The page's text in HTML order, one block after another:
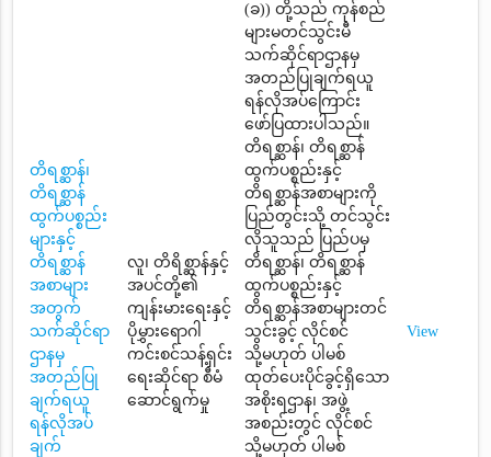
တိရစ္ဆာန်၊
တိရစ္ဆာန်
ထွက်ပစ္စည်း
များနှင့်
တိရစ္ဆာန်
အစာများ
အတွက်
သက်ဆိုင်ရာ
ဌာနမှ
အတည်ပြု
ချက်ရယူ
ရန်လိုအပ်
ချက်
လူ၊ တိရိစ္ဆာန်နှင့်
အပင်တို့၏
ကျန်းမားရေးနှင့်
ပိုမွှားရောဂါ
ကင်းစင်သန့်ရှင်း
ရေးဆိုင်ရာ စီမံ
ဆောင်ရွက်မှု
(ခ)) တို့သည် ကုန်စည်
များမတင်သွင်းမီ
သက်ဆိုင်ရာဌာနမှ
အတည်ပြုချက်ရယူ
ရန်လိုအပ်ကြောင်း
ဖော်ပြထားပါသည်။
တိရစ္ဆာန်၊ တိရစ္ဆာန်
ထွက်ပစ္စည်းနှင့်
တိရစ္ဆာန်အစာများကို
ပြည်တွင်းသို့ တင်သွင်း
လိုသူသည် ပြည်ပမှ
တိရစ္ဆာန်၊ တိရစ္ဆာန်
ထွက်ပစ္စည်းနှင့်
တိရစ္ဆာန်အစာများတင်
သွင်းခွင့် လိုင်စင်
သို့မဟုတ် ပါမစ်
ထုတ်ပေးပိုင်ခွင့်ရှိသော
အစိုးရဌာန၊ အဖွဲ့
အစည်းတွင် လိုင်စင်
သို့မဟုတ် ပါမစ်
View